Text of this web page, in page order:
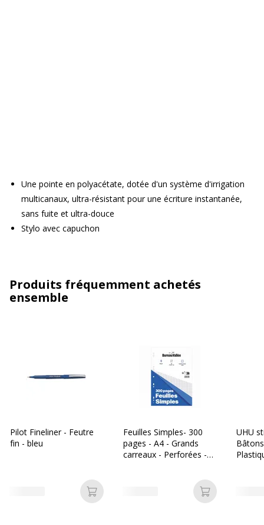
Une pointe en polyacétate, dotée d'un système d'irrigation
multicanaux, ultra-résistant pour une écriture instantanée,
sans fuite et ultra-douce
Stylo avec capuchon
Produits fréquemment achetés
ensemble
Pilot Fineliner - Feutre
fin - bleu
Ajouter au panier
Feuilles Simples- 300
pages - A4 - Grands
carreaux - Perforées -
Ajouter au
UHU